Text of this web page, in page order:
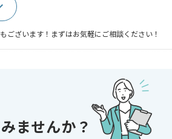
ざいます！まずはお気軽にご相談ください！
クト , 実務経験が浅い方OK , 急募 , BtoB向
ませんか？